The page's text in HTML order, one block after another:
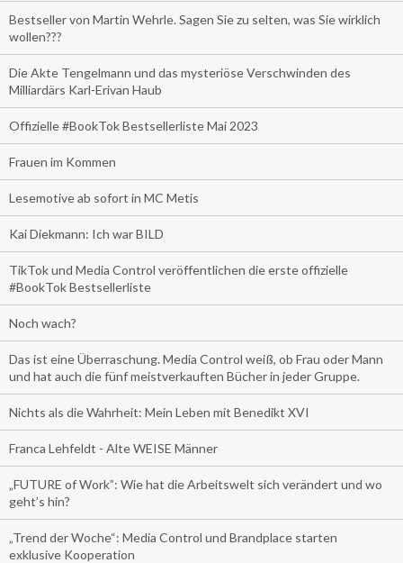
Bestseller von Martin Wehrle. Sagen Sie zu selten, was Sie wirklich
wollen???
Die Akte Tengelmann und das mysteriöse Verschwinden des
Milliardärs Karl-Erivan Haub
Offizielle #BookTok Bestsellerliste Mai 2023
Frauen im Kommen
Lesemotive ab sofort in MC Metis
Kai Diekmann: Ich war BILD
TikTok und Media Control veröffentlichen die erste offizielle
#BookTok Bestsellerliste
Noch wach?
Das ist eine Überraschung. Media Control weiß, ob Frau oder Mann
und hat auch die fünf meistverkauften Bücher in jeder Gruppe.
Nichts als die Wahrheit: Mein Leben mit Benedikt XVI
Franca Lehfeldt - Alte WEISE Männer
„FUTURE of Work”: Wie hat die Arbeitswelt sich verändert und wo
geht’s hin?
„Trend der Woche“: Media Control und Brandplace starten
exklusive Kooperation